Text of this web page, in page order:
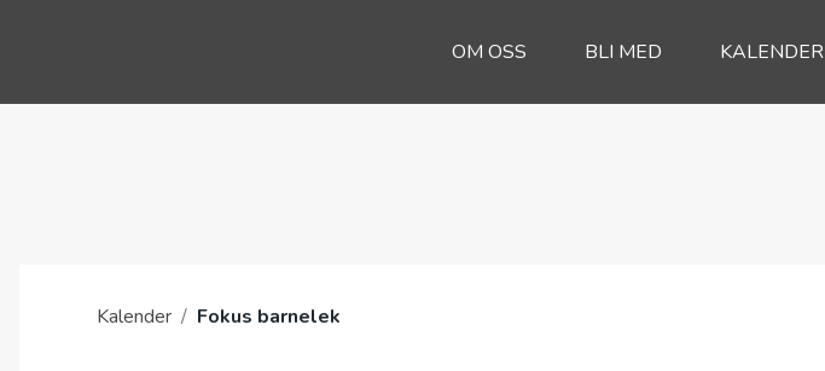
OM OSS BLI MED KALENDER
Kalender / Fokus barnelek